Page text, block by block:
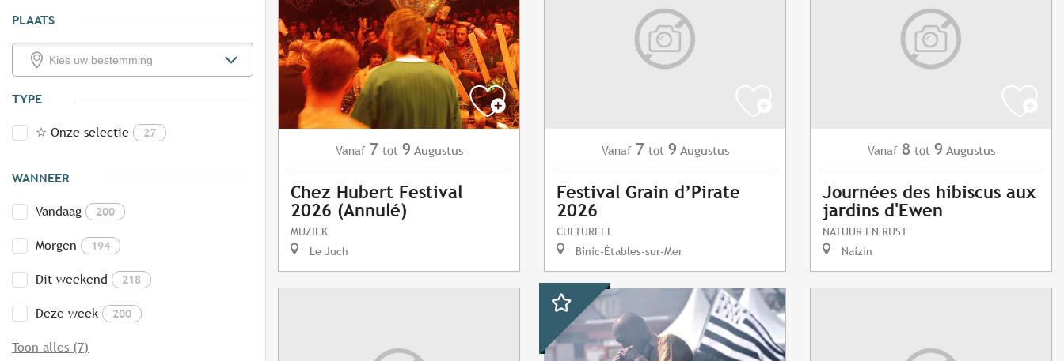
PLAATS
TYPE
☆ Onze selectie 27
WANNEER
Vandaag 200
Morgen 194
Dit weekend 218
Deze week 200
Toon alles (7)
Vanaf 7 tot 9 Augustus
Chez Hubert Festival
2026 (Annulé)
MUZIEK
Le Juch
Vanaf 7 tot 9 Augustus
Festival Grain d’Pirate
2026
CULTUREEL
Binic-Étables-sur-Mer
Vanaf 8 tot 9 Augustus
Journées des hibiscus aux
jardins d'Ewen
NATUUR EN RUST
Naizin